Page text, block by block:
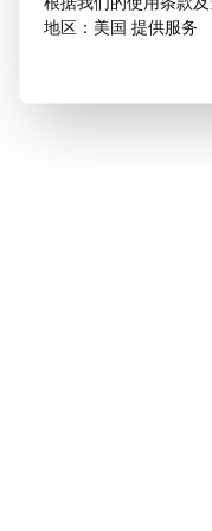
地区：美国 提供服务